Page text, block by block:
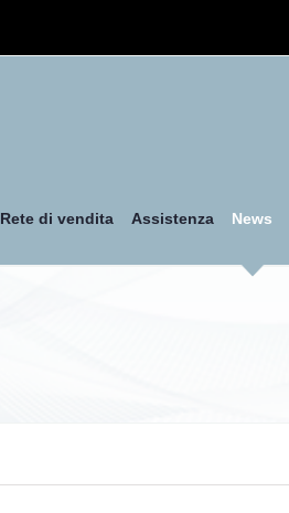
Rete di vendita Assistenza News